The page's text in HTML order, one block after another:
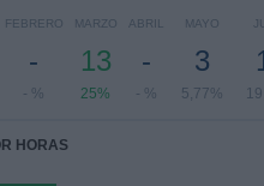
FEBRERO
-
- %
MARZO
13
25%
ABRIL
-
- %
MAYO
3
5,77%
HORAS